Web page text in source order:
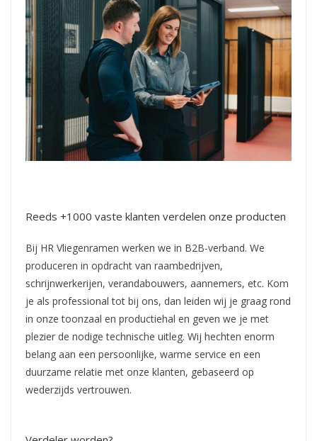
Reeds +1000 vaste klanten verdelen onze producten
Bij HR Vliegenramen werken we in B2B-verband. We
produceren in opdracht van raambedrijven,
schrijnwerkerijen, verandabouwers, aannemers, etc. Kom
je als professional tot bij ons, dan leiden wij je graag rond
in onze toonzaal en productiehal en geven we je met
plezier de nodige technische uitleg. Wij hechten enorm
belang aan een persoonlijke, warme service en een
duurzame relatie met onze klanten, gebaseerd op
wederzijds vertrouwen.